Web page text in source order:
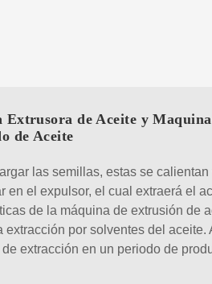
Extrusora de Aceite y
de Aceite
las semillas, estas se calientan
en el expulsor, el cual extraerá el
de la máquina de extrusión de
extracción por solventes del aceite.
extracción en un periodo de